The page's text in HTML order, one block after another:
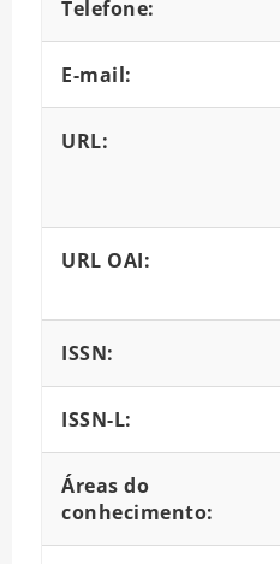
Telefone:
E-mail:
URL:
URL OAI:
ISSN:
ISSN-L:
Áreas do
conhecimento: